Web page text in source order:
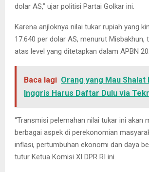
dolar AS,” ujar politisi Partai Golkar ini.
Karena anjloknya nilai tukar rupiah yang
17.640 per dolar AS, menurut Misbakhun,
atas level yang ditetapkan dalam APBN
Baca lagi Orang yang Mau Shalat
Inggris Harus Daftar Dulu via
“Transmisi pelemahan nilai tukar ini akan
berbagai aspek di perekonomian
inflasi, pertumbuhan ekonomi dan daya
tutur Ketua Komisi XI DPR RI ini.